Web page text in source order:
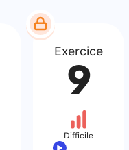
Exercice
9
Difficile